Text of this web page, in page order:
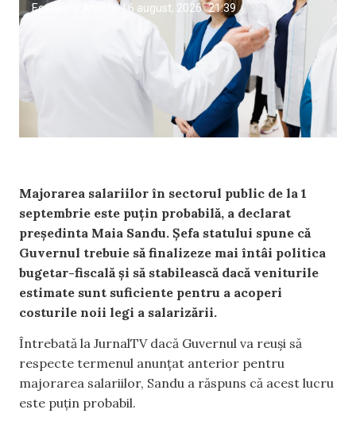
Ecaterina Arvintii 6 august, 2026 21:39
Majorarea salariilor în sectorul public de la 1
septembrie este puțin probabilă, a declarat
președinta Maia Sandu. Șefa statului spune că
Guvernul trebuie să finalizeze mai întâi politica
bugetar-fiscală și să stabilească dacă veniturile
estimate sunt suficiente pentru a acoperi
costurile noii legi a salarizării.
Întrebată la JurnalTV dacă Guvernul va reuși să
respecte termenul anunțat anterior pentru
majorarea salariilor, Sandu a răspuns că acest lucru
este puțin probabil.